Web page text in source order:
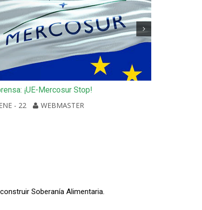
¡UE-Mercosur Stop!
- 22
WEBMASTER
Soberanía Alimentaria.